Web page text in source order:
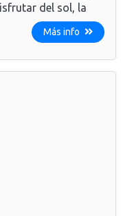
del sol, la
Más info